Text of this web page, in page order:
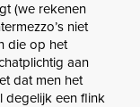
(we rekenen
niet
die op het
aan
dat men het
degelijk een flink